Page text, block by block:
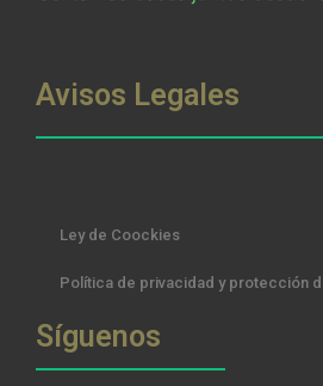
Avisos Legales
Ley de Coockies
Política de privacidad y protección
Síguenos